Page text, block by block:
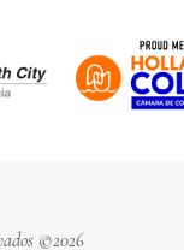
©2026